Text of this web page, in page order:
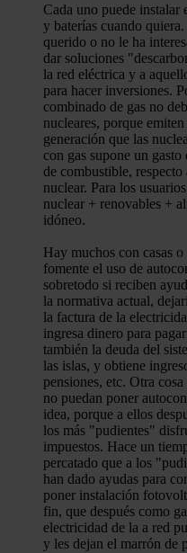
Cada uno puede instalar
y baterías cuando
querido o no le ha
dar soluciones
la red eléctrica y a
para hacer inversiones.
combinado de gas no
nucleares, porque
generación que las
con gas supone un
de combustible,
nuclear. Para los
nuclear + renovables +
idóneo.
Hay muchos con casas
fomente el uso de
sobretodo si reciben
la normativa actual,
la factura de la
ingresa dinero para
también la deuda del
las islas, y obtiene
pensiones, etc. Otra
no puedan poner
idea, porque a ellos
los más "pudientes"
impuestos. Hace un
percatado que a los
han dado ayudas para
poner instalación
fin, que después como
electricidad de la a red
y les dejan el marrón de